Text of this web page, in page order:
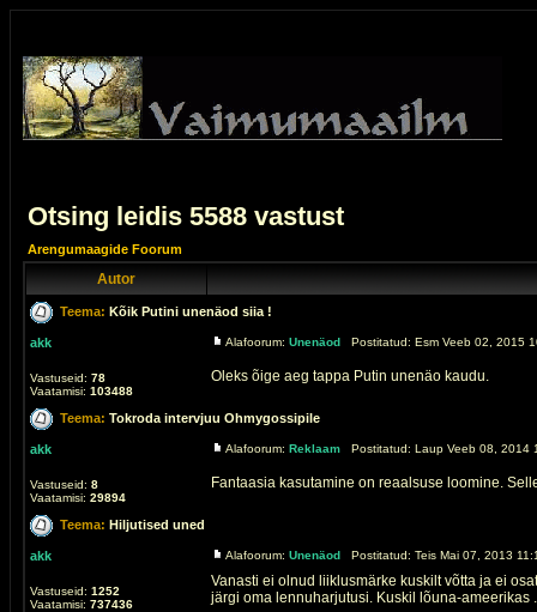
Otsing leidis 5588 vastust
Arengumaagide Foorum
Autor
Teema: Kõik Putini unenäod siia !
akk
Vastuseid: 78
Vaatamisi: 103488
Alafoorum: Unenäod Postitatud: Esm Veeb 02, 2015
Oleks õige aeg tappa Putin unenäo kaudu.
Teema: Tokroda intervjuu Ohmygossipile
akk
Vastuseid: 8
Vaatamisi: 29894
Alafoorum: Reklaam Postitatud: Laup Veeb 08,
Fantaasia kasutamine on reaalsuse loomine.
Teema: Hiljutised uned
akk
Vastuseid: 1252
Vaatamisi: 737436
Alafoorum: Unenäod Postitatud: Teis Mai 07, 2013
Vanasti ei olnud liiklusmärke kuskilt võtta ja ei
järgi oma lennuharjutusi. Kuskil lõuna-ameerikas